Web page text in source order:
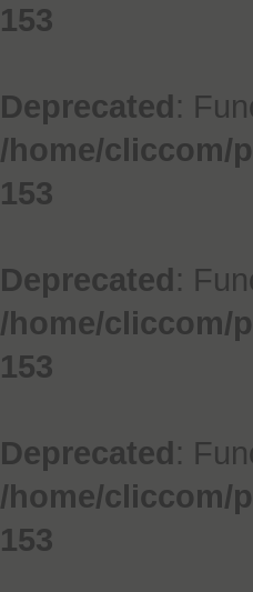
153
Deprecated:
/home/cliccom/
153
Deprecated:
/home/cliccom/
153
Deprecated:
/home/cliccom/
153